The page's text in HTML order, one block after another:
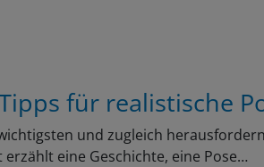
für realistische
und zugleich
eine Geschichte, eine Pose…